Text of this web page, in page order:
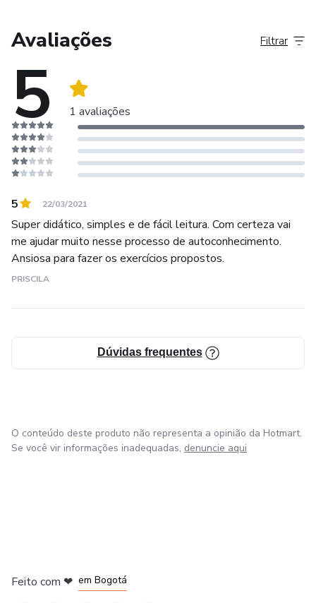
Avaliações
5 1 avaliações
Filtrar
5 22/03/2021
Super didático, simples e de fácil leitura. Com certeza vai
me ajudar muito nesse processo de autoconhecimento.
Ansiosa para fazer os exercícios propostos.
PRISCILA
Dúvidas frequentes
O conteúdo deste produto não representa a opinião da Hotmart.
Se você vir informações inadequadas, denuncie aqui
Feito com ❤ em Bogotá